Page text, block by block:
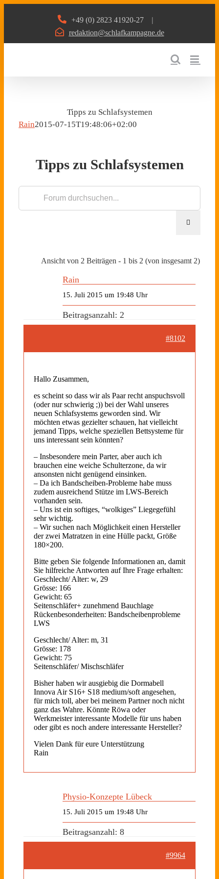
+49 (0) 2823 41920-27
|
redaktion@schlafkampagne.de
Tipps zu Schlafsystemen
Rain2015-07-15T19:48:06+02:00
Tipps zu Schlafsystemen
Ansicht von 2 Beiträgen - 1 bis 2 (von insgesamt 2)
Rain
15. Juli 2015 um 19:48 Uhr
Beitragsanzahl: 2
#8102
Hallo Zusammen,
es scheint so dass wir als Paar recht anspuchsvoll
(oder nur schwierig ;)) bei der Wahl unseres
neuen Schlafsystems geworden sind. Wir
möchten etwas gezielter schauen, hat vielleicht
jemand Tipps, welche speziellen Bettsysteme für
uns interessant sein könnten?
– Insbesondere mein Parter, aber auch ich
brauchen eine weiche Schulterzone, da wir
ansonsten nicht genügend einsinken.
– Da ich Bandscheiben-Probleme habe muss
zudem ausreichend Stütze im LWS-Bereich
vorhanden sein.
– Uns ist ein softiges, “wolkiges” Liegegefühl
sehr wichtig.
– Wir suchen nach Möglichkeit einen Hersteller
der zwei Matratzen in eine Hülle packt, Größe
180×200.
Bitte geben Sie folgende Informationen an, damit
Sie hilfreiche Antworten auf Ihre Frage erhalten:
Geschlecht/ Alter: w, 29
Grösse: 166
Gewicht: 65
Seitenschläfer+ zunehmend Bauchlage
Rückenbesonderheiten: Bandscheibenprobleme
LWS
Geschlecht/ Alter: m, 31
Grösse: 178
Gewicht: 75
Seitenschläfer/ Mischschläfer
Bisher haben wir ausgiebig die Dormabell
Innova Air S16+ S18 medium/soft angesehen,
für mich toll, aber bei meinem Partner noch nicht
ganz das Wahre. Könnte Röwa oder
Werkmeister interessante Modelle für uns haben
oder gibt es noch andere interessante Hersteller?
Vielen Dank für eure Unterstützung
Rain
Physio-Konzepte Lübeck
15. Juli 2015 um 19:48 Uhr
Beitragsanzahl: 8
#9964